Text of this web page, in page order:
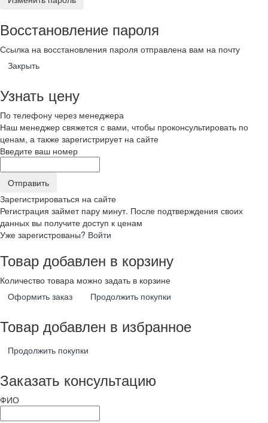
Восстановление пароля
Ссылка на восстановления пароля отправлена вам на почту
Закрыть
Узнать цену
По телефону через менеджера
Наш менеджер свяжется с вами, чтобы проконсультировать по
ценам, а также зарегистрирует на сайте
Введите ваш номер
Зарегистрироваться на сайте
Регистрация займет пару минут. После подтверждения своих
данных вы получите доступ к ценам
Уже зарегистрованы? Войти
Товар добавлен в корзину
Количество товара можно задать в корзине
Оформить заказ
Продолжить покупки
Товар добавлен в избранное
Продолжить покупки
Заказать консультацию
ФИО